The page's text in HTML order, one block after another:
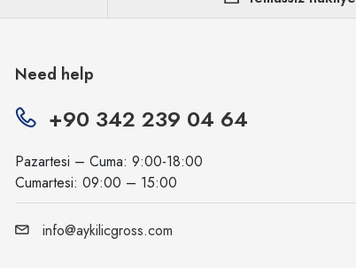
Need help
+90 342 239 04 64
Pazartesi – Cuma: 9:00-18:00
Cumartesi: 09:00 – 15:00
info@aykilicgross.com